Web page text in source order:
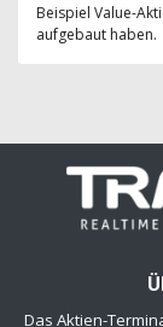
Beispiel Value-
aufgebaut haben.
Das Aktien-